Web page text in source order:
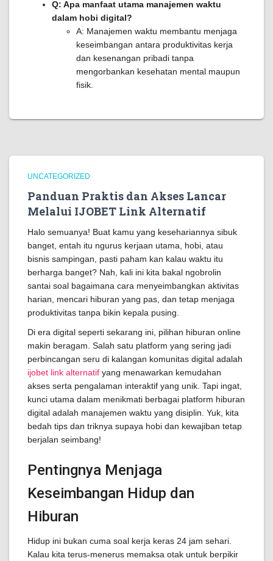
Q: Apa manfaat utama manajemen waktu
dalam hobi digital?
A: Manajemen waktu membantu menjaga
keseimbangan antara produktivitas kerja
dan kesenangan pribadi tanpa
mengorbankan kesehatan mental maupun
fisik.
UNCATEGORIZED
Panduan Praktis dan Akses Lancar
Melalui IJOBET Link Alternatif
Halo semuanya! Buat kamu yang kesehariannya sibuk
banget, entah itu ngurus kerjaan utama, hobi, atau
bisnis sampingan, pasti paham kan kalau waktu itu
berharga banget? Nah, kali ini kita bakal ngobrolin
santai soal bagaimana cara menyeimbangkan aktivitas
harian, mencari hiburan yang pas, dan tetap menjaga
produktivitas tanpa bikin kepala pusing.
Di era digital seperti sekarang ini, pilihan hiburan online
makin beragam. Salah satu platform yang sering jadi
perbincangan seru di kalangan komunitas digital adalah
ijobet link alternatif yang menawarkan kemudahan
akses serta pengalaman interaktif yang unik. Tapi ingat,
kunci utama dalam menikmati berbagai platform hiburan
digital adalah manajemen waktu yang disiplin. Yuk, kita
bedah tips dan triknya supaya hobi dan kewajiban tetap
berjalan seimbang!
Pentingnya Menjaga
Keseimbangan Hidup dan
Hiburan
Hidup ini bukan cuma soal kerja keras 24 jam sehari.
Kalau kita terus-menerus memaksa otak untuk berpikir